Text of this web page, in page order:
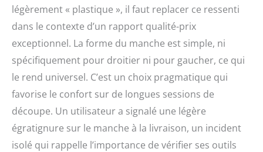
de l'affûter régulièrement
avec une pierre à
aiguiser appropriée.
Depuis plus de 115 ans,
KAI représente le fin
artisanat japonais,
mêlant la tradition de la
forge des samouraïs aux
Depuis sa fondation en
1908 à Seki, au Japon, KAI
est devenue une
légèrement « plastique », il faut replacer ce ressenti
dans le contexte d’un rapport qualité-prix
exceptionnel. La forme du manche est simple, ni
spécifiquement pour droitier ni pour gaucher, ce qui
le rend universel. C’est un choix pragmatique qui
favorise le confort sur de longues sessions de
découpe. Un utilisateur a signalé une légère
égratignure sur le manche à la livraison, un incident
isolé qui rappelle l’importance de vérifier ses outils